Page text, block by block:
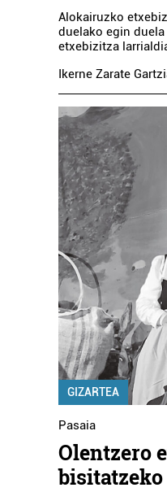
Alokairuzko
duelako egin
etxebizitza
Ikerne Zarate
GIZARTEA
Pasaia
Olentzero